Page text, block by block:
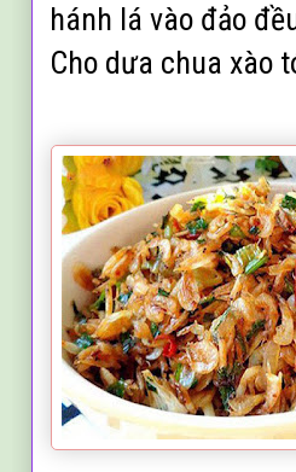
hánh lá vào đảo
Cho dưa chua xào